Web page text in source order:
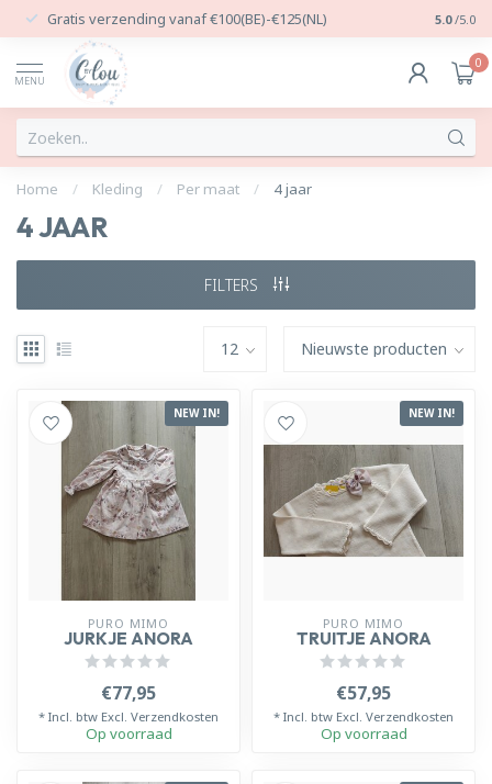
Gratis verzending vanaf €100(BE)-€125(NL) 24/7
5.0 /5.0
MENU
0
Home / Kleding / Per maat / 4 jaar
4 JAAR
FILTERS
NEW IN!
PURO MIMO
JURKJE ANORA
€77,95
* Incl. btw Excl. Verzendkosten
Op voorraad
NEW IN!
PURO MIMO
TRUITJE ANORA
€57,95
* Incl. btw Excl. Verzendkosten
Op voorraad